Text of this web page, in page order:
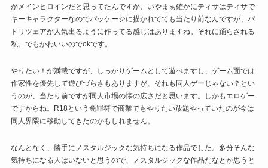
がメインヒロインだと思ってたんですが、いやまぁ確かにティサはティサで
キーキャラクターなのでパッケージに描かれてても当たり前なんですが、パ
トリツェアが人気出るように作ってる感じはありますね。それに踊らされる
私。でもかわいいのでokです。
やりたい！が満載ですが、しっかりゲームとして遊べますし、ゲーム面では
作家性を優先して遊びづらさもありますが、それも同人ゲーじゃない？とい
うのが、当たり前ですが同人市場の懐の広さだと思います。しかもエロゲー
ですからね。R18という免罪符で商業でもやりたい放題やっていたのが今は
同人界隈に移動してきたのかもしれません。
なんとなく、勝手にノスタルジックな気持ちになる作品でした。多分そんな
気持ちになる人はいないと思うので、ノスタルジックな作品だなとか思うと